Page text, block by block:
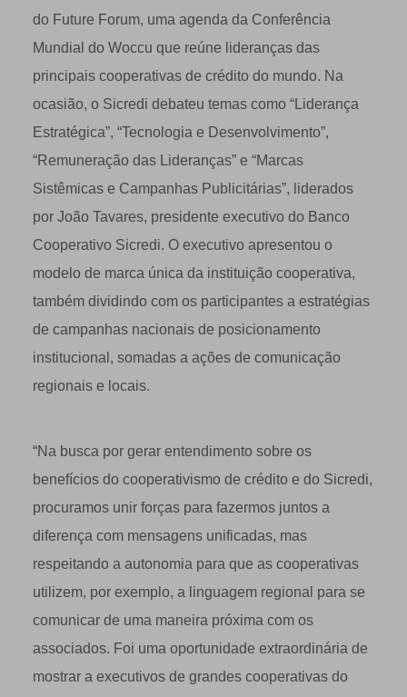
do Future Forum, uma agenda da Conferência
Mundial do Woccu que reúne lideranças das
principais cooperativas de crédito do mundo. Na
ocasião, o Sicredi debateu temas como “Liderança
Estratégica”, “Tecnologia e Desenvolvimento”,
“Remuneração das Lideranças” e “Marcas
Sistêmicas e Campanhas Publicitárias”, liderados
por João Tavares, presidente executivo do Banco
Cooperativo Sicredi. O executivo apresentou o
modelo de marca única da instituição cooperativa,
também dividindo com os participantes a estratégias
de campanhas nacionais de posicionamento
institucional, somadas a ações de comunicação
regionais e locais.
“Na busca por gerar entendimento sobre os
benefícios do cooperativismo de crédito e do Sicredi,
procuramos unir forças para fazermos juntos a
diferença com mensagens unificadas, mas
respeitando a autonomia para que as cooperativas
utilizem, por exemplo, a linguagem regional para se
comunicar de uma maneira próxima com os
associados. Foi uma oportunidade extraordinária de
mostrar a executivos de grandes cooperativas do